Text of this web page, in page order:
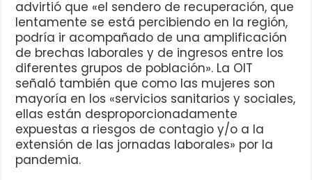
advirtió que «el sendero de recuperación, que
lentamente se está percibiendo en la región,
podría ir acompañado de una amplificación
de brechas laborales y de ingresos entre los
diferentes grupos de población». La OIT
señaló también que como las mujeres son
mayoría en los «servicios sanitarios y sociales,
ellas están desproporcionadamente
expuestas a riesgos de contagio y/o a la
extensión de las jornadas laborales» por la
pandemia.